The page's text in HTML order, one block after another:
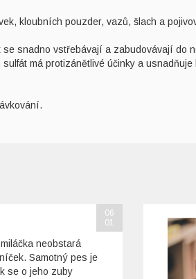
kloubních pouzder, vazů, šlach a
snadno vstřebávají a zabudovávají
má protizánětlivé účinky a
neobstará
Samotný pes je
se o jeho zuby
06
01